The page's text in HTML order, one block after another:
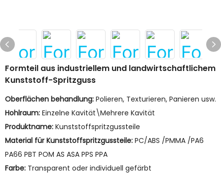
Formteil aus industriellem und landwirtschaftlichem
Kunststoff-Spritzguss
Oberflächen behandlung: Polieren, Texturieren, Panieren usw.
Hohlraum: Einzelne Kavität\Mehrere Kavität
Produktname: Kunststoffspritzgussteile
Material für Kunststoffspritzgussteile: PC/ABS /PMMA /PA6
PA66 PBT POM AS ASA PPS PPA
Farbe: Transparent oder individuell gefärbt